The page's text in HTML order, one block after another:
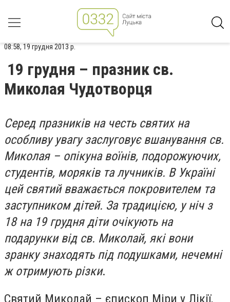
08:58, 19 грудня 2013 р.
19 грудня – празник св.
Миколая Чудотворця
Серед празників на честь святих на
особливу увагу заслуговує вшанування св.
Миколая – опікуна воїнів, подорожуючих,
студентів, моряків та лучників. В Україні
цей святий вважається покровителем та
заступником дітей. За традицією, у ніч з
18 на 19 грудня діти очікують на
подарунки від св. Миколай, які вони
зранку знаходять під подушками, нечемні
ж отримують різки.
Святий Миколай – єпископ Міри у Лікії,